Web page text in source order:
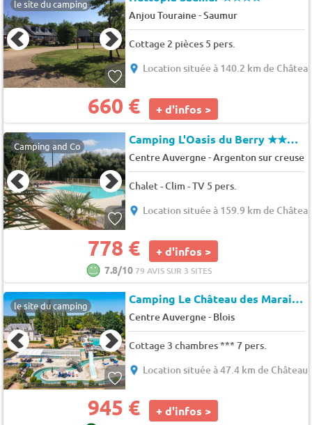
le site du camping
Anjou Touraine-Saumur
Cottage 2 pièces 5 pers.
Location située à 140.2 km de
660 € + d'infos >
Camping and Co Camping L'Oasis du Berry★★★★
Centre Auvergne-Argenton sur creuse
Chalet - Clim - TV 5 pers.
Location située à 159.9 km de
778 € + d'infos >
7.8/1079 AVIS SUR 3 SITES
le site du camping Camping Le Château des Marais
Centre Auvergne- Blois
Cottage 3 chambres *** 7 pers.
Location située à 47.4 km de
945 € + d'infos >